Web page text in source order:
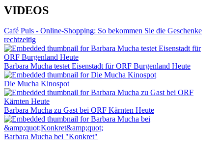
VIDEOS
Café Puls - Online-Shopping: So bekommen Sie die Geschenke
rechtzeitig
Barbara Mucha testet Eisenstadt für ORF Burgenland Heute
Die Mucha Kinospot
Barbara Mucha zu Gast bei ORF Kärnten Heute
Barbara Mucha bei "Konkret"